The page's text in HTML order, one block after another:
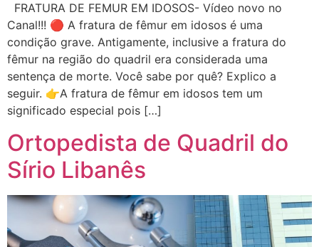
FRATURA DE FEMUR EM IDOSOS- Vídeo novo no
Canal!!! 🔴 A fratura de fêmur em idosos é uma
condição grave. Antigamente, inclusive a fratura do
fêmur na região do quadril era considerada uma
sentença de morte. Você sabe por quê? Explico a
seguir. 👉A fratura de fêmur em idosos tem um
significado especial pois […]
Ortopedista de Quadril do
Sírio Libanês